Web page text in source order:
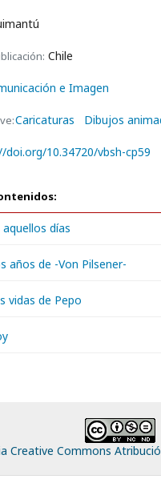
Chile
e Imagen
Caricaturas Dibujos
doi.org/10.34720/vbsh-cp59
aquellos días
años de -Von Pilsener-
vidas de Pepo
Creative Commons